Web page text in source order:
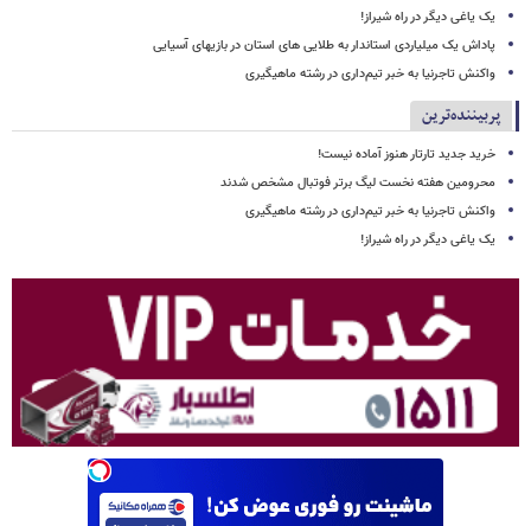
یک یاغی دیگر در راه شیراز!
پاداش یک میلیاردی استاندار به طلایی های استان در بازیهای آسیایی
واکنش تاجرنیا به خبر تیم‌داری در رشته ماهیگیری
پربیننده‌ترین
خرید جدید تارتار هنوز آماده نیست!
محرومین هفته نخست لیگ برتر فوتبال مشخص شدند
واکنش تاجرنیا به خبر تیم‌داری در رشته ماهیگیری
یک یاغی دیگر در راه شیراز!